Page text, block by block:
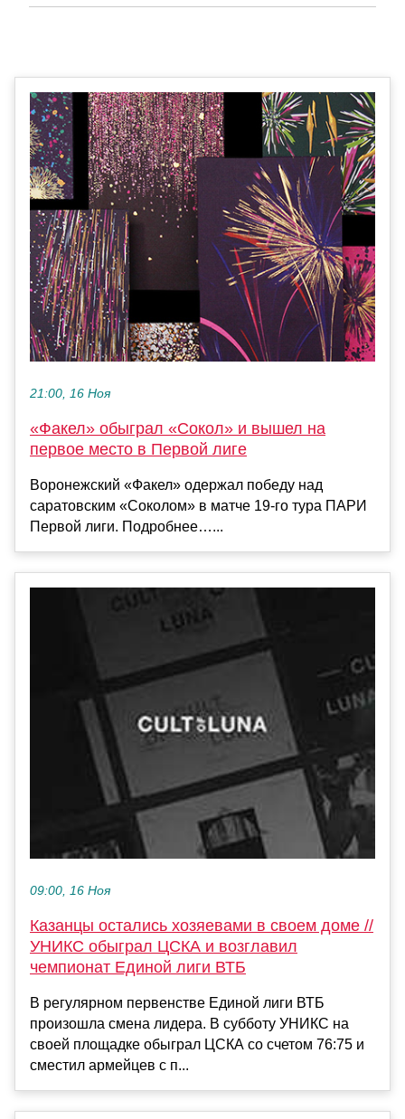
21:00, 16 Ноя
«Факел» обыграл «Сокол» и вышел на
первое место в Первой лиге
Воронежский «Факел» одержал победу над
саратовским «Соколом» в матче 19‑го тура ПАРИ
Первой лиги. Подробнее…...
09:00, 16 Ноя
Казанцы остались хозяевами в своем доме //
УНИКС обыграл ЦСКА и возглавил
чемпионат Единой лиги ВТБ
В регулярном первенстве Единой лиги ВТБ
произошла смена лидера. В субботу УНИКС на
своей площадке обыграл ЦСКА со счетом 76:75 и
сместил армейцев с п...